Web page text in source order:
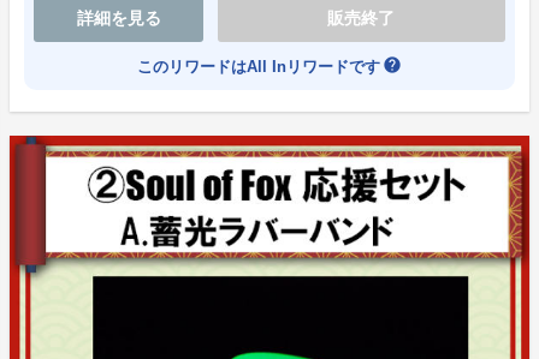
※ポストカードはグッズ発送時と合わせてお送りさせて
頂きます。
※現在第二弾ポストカードも予定しております。
その際は第一弾で購入頂いた方にも第二弾のポストカ
ードをプレゼントさせて頂きます。
第二弾の期間で購入された方は第二弾のポストカード
詳細を見る 販売終了
このリワードはAll Inリワードです help